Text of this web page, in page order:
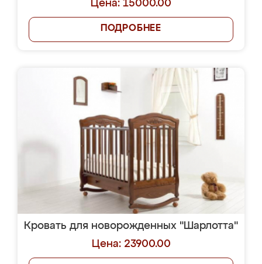
Цена: 15000.00
ПОДРОБНЕЕ
Кровать для новорожденных "Шарлотта"
Цена: 23900.00